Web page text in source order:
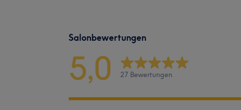
Salonbewertungen
5,0 27 Bewertungen